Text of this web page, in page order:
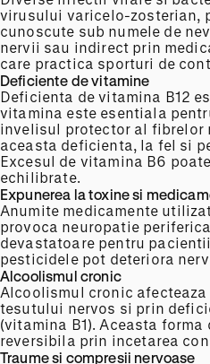
virusului varicelo-zosterian,
cunoscute sub numele de
nervii sau indirect prin
care practica sporturi de
Deficiente de vitamine
Deficienta de vitamina B12
vitamina este esentiala
invelisul protector al fibrelor
aceasta deficienta, la fel si
Excesul de vitamina B6
echilibrate.
Expunerea la toxine si
Anumite medicamente
provoca neuropatie
devastatoare pentru
pesticidele pot deteriora
Alcoolismul cronic
Alcoolismul cronic
tesutului nervos si prin
(vitamina B1). Aceasta
reversibila prin incetarea
Traume si compresii nervoase